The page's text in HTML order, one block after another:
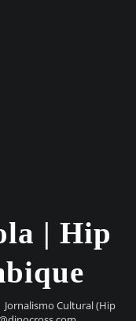
| Hip
Cultural (Hip